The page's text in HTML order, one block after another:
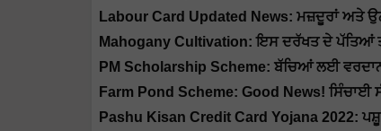
Labour Card Updated News: ਮਜ਼ਦੂਰਾਂ ਅਤੇ
Mahogany Cultivation: ਇਸ ਦਰੱਖਤ ਦੇ ਪੱਤਿਆਂ
PM Scholarship Scheme: ਬੱਚਿਆਂ ਲਈ
Farm Pond Scheme: Good News! ਸਿੰਚਾਈ
Pashu Kisan Credit Card Yojana 2022: